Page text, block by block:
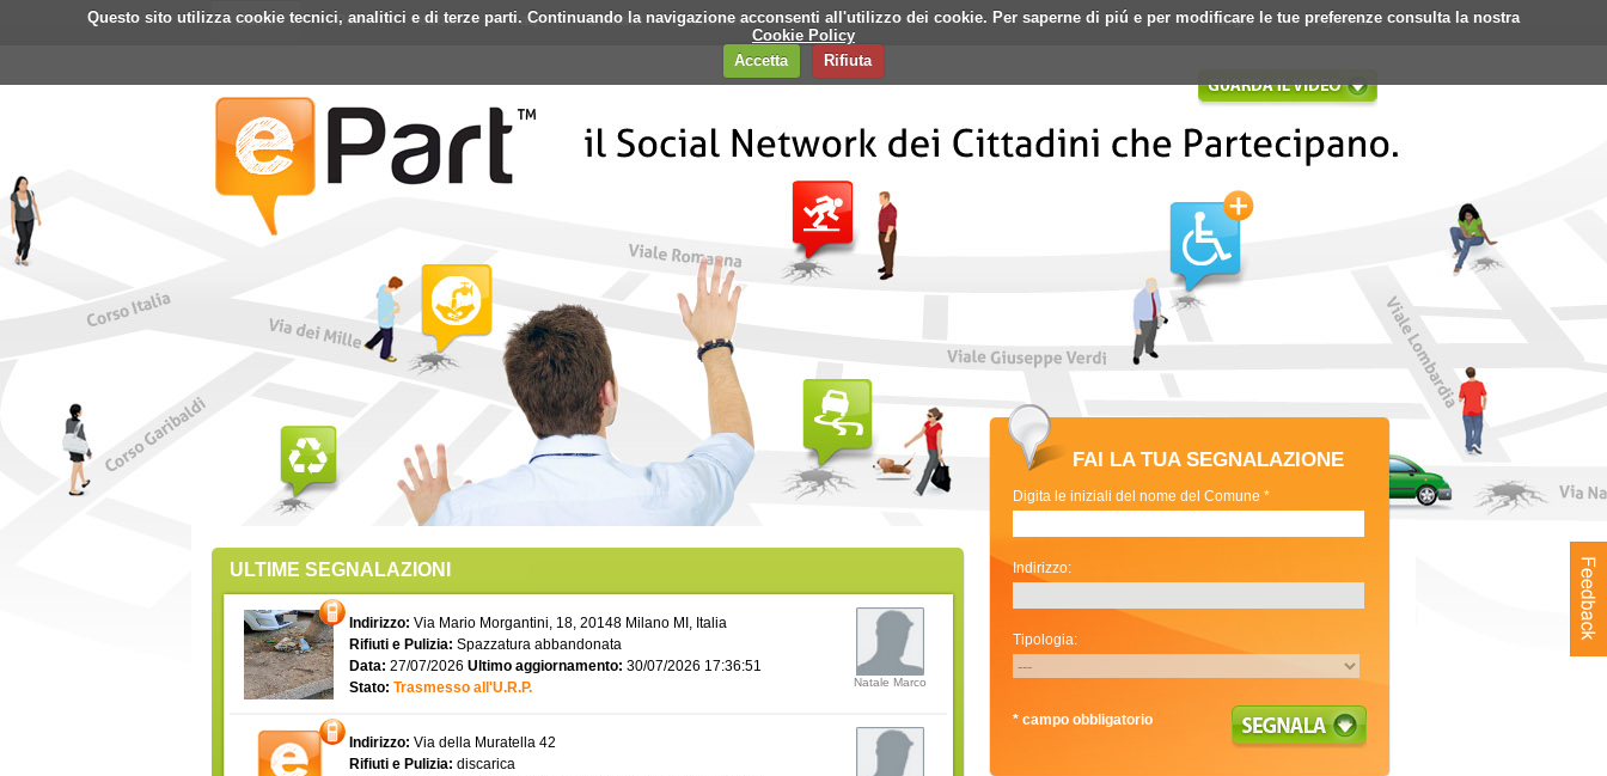
Questo sito utilizza cookie tecnici, analitici e di terze parti. Continuando la navigazione acconsenti all'utilizzo dei cookie. Per saperne di piú e per modificare le tue preferenze consulta la nostra
Cookie Policy
Accetta
Rifiuta
Home ePart Mobile Faq Contatti Banner Login Registrati
ULTIME SEGNALAZIONI
Indirizzo: Via Mario Morgantini, 18, 20148 Milano MI, Italia
Rifiuti e Pulizia: Spazzatura abbandonata
Data: 27/07/2026 Ultimo aggiornamento: 30/07/2026 17:36:51
Stato: Trasmesso all'U.R.P. Natale Marco
Indirizzo: Via della Muratella 42
Rifiuti e Pulizia: discarica
FAI LA TUA SEGNALAZIONE
Digita le iniziali del nome del Comune *
Indirizzo:
Tipologia:
* campo obbligatorio